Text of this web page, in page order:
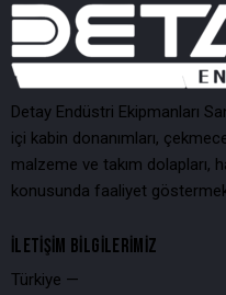
Detay Endüstri Ekipmanları
içi kabin donanımları,
malzeme ve takım
konusunda faaliyet
İLETIŞIM BILGILERIMIZ
Türkiye —